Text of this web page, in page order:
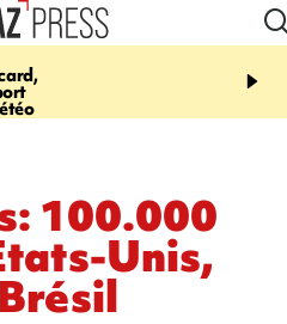
08:53
JOUR
bouger,
100.000
Unis,